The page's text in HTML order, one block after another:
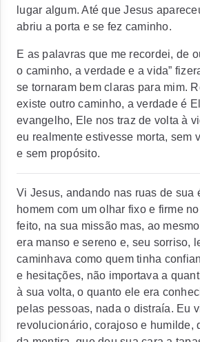
lugar algum. Até que Jesus
abriu a porta e se fez caminho.
E as palavras que me recordei, de
o caminho, a verdade e a vida”
se tornaram bem claras para mim.
existe outro caminho, a verdade é
evangelho, Ele nos traz de volta à
eu realmente estivesse morta, sem
e sem propósito.
Vi Jesus, andando nas ruas de sua
homem com um olhar fixo e firme
feito, na sua missão mas, ao
era manso e sereno e, seu sorriso,
caminhava como quem tinha
e hesitações, não importava a
à sua volta, o quanto ele era
pelas pessoas, nada o distraía. Eu
revolucionário, corajoso e humilde,